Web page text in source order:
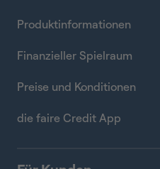
Produktinformationen
Finanzieller Spielraum
Preise und Konditionen
die faire Credit App